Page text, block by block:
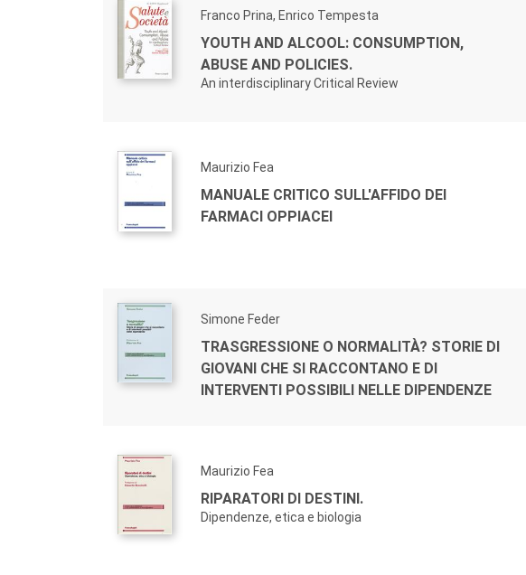
Franco Prina, Enrico Tempesta
YOUTH AND ALCOOL: CONSUMPTION,
ABUSE AND POLICIES.
An interdisciplinary Critical Review
Maurizio Fea
MANUALE CRITICO SULL'AFFIDO DEI
FARMACI OPPIACEI
Simone Feder
TRASGRESSIONE O NORMALITÀ? STORIE DI
GIOVANI CHE SI RACCONTANO E DI
INTERVENTI POSSIBILI NELLE DIPENDENZE
Maurizio Fea
RIPARATORI DI DESTINI.
Dipendenze, etica e biologia